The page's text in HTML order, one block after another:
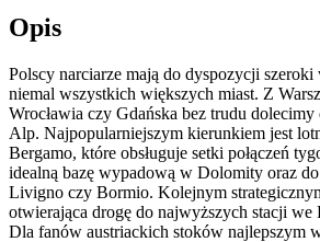
Opis
Polscy narciarze mają do dyspozycji szeroki
niemal wszystkich większych miast. Z
Wrocławia czy Gdańska bez trudu
Alp. Najpopularniejszym kierunkiem jest
Bergamo, które obsługuje setki połączeń
idealną bazę wypadową w Dolomity oraz
Livigno czy Bormio. Kolejnym
otwierająca drogę do najwyższych stacji
Dla fanów austriackich stoków najlepszym